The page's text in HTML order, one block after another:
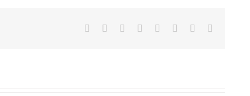
Facebook
TwitterReddit LinkedIn
TumblrPinterest